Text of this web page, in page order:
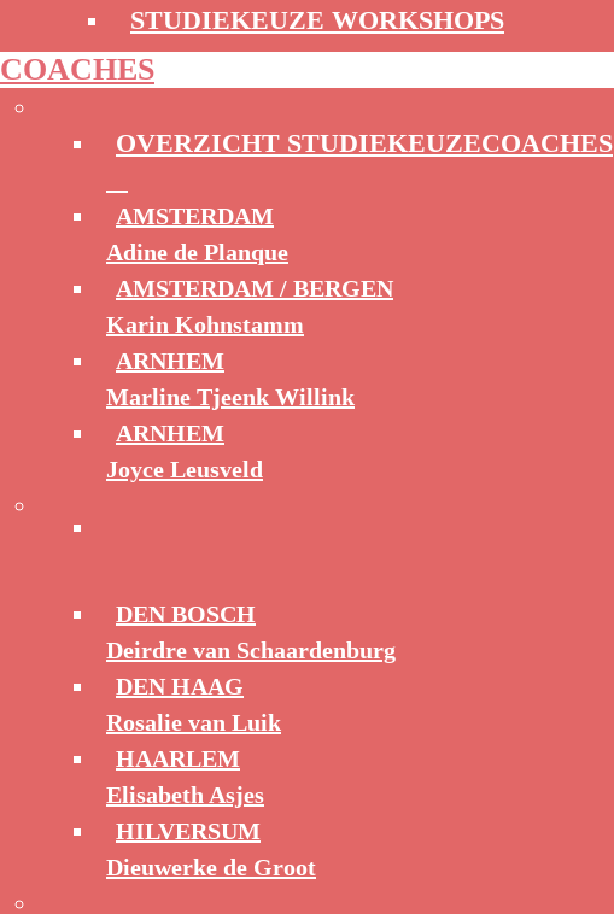
STUDIEKEUZE WORKSHOPS
COACHES
OVERZICHT STUDIEKEUZECOACHES
AMSTERDAM
Adine de Planque
AMSTERDAM / BERGEN
Karin Kohnstamm
ARNHEM
Marline Tjeenk Willink
ARNHEM
Joyce Leusveld
DEN BOSCH
Deirdre van Schaardenburg
DEN HAAG
Rosalie van Luik
HAARLEM
Elisabeth Asjes
HILVERSUM
Dieuwerke de Groot